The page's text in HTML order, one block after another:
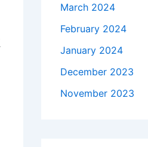
March 2024
February 2024
January 2024
December 2023
November 2023